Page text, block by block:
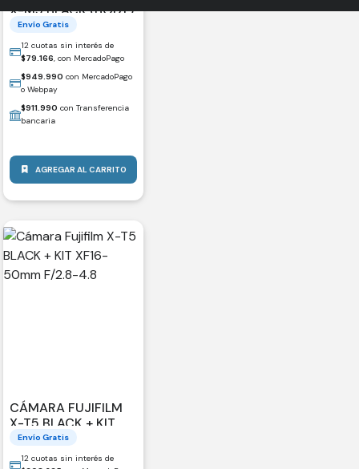
X-M5 BLACK (BODY)
Envío Gratis
12 cuotas sin interés de
$79.166, con MercadoPago
$949.990 con MercadoPago
o Webpay
$911.990 con Transferencia
bancaria
AGREGAR AL CARRITO
CÁMARA FUJIFILM
X-T5 BLACK + KIT
XF16-50MM F/2.8-
4.8
Envío Gratis
12 cuotas sin interés de